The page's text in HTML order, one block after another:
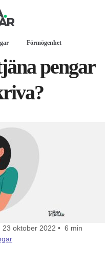
Förmögenhet
pengar
23 oktober 2022 • 6 min